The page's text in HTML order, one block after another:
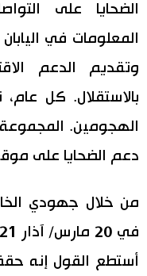
الضحايا على
المعلومات في
وتقديم الدعم
بالاستقلال. كل
الهجومين.
دعم الضحايا على
من خلال جهودي
أستطع القول إنه